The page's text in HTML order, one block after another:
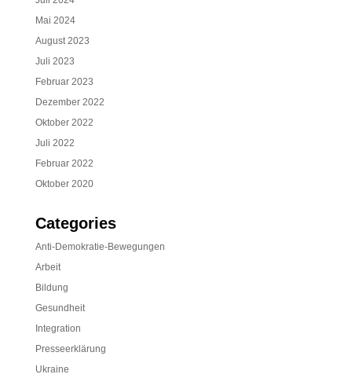
Mai 2024
August 2023
Juli 2023
Februar 2023
Dezember 2022
Oktober 2022
Juli 2022
Februar 2022
Oktober 2020
Categories
Anti-Demokratie-Bewegungen
Arbeit
Bildung
Gesundheit
Integration
Presseerklärung
Ukraine